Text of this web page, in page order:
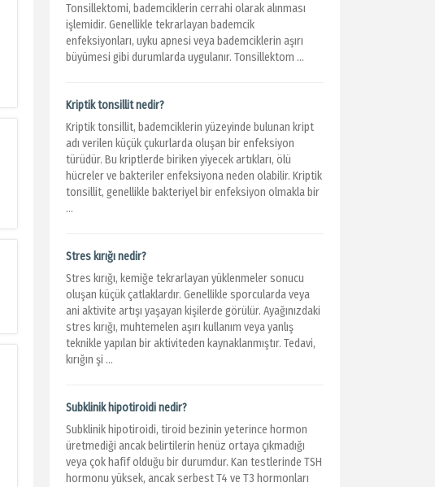
Tonsillektomi, bademciklerin cerrahi olarak alınması
işlemidir. Genellikle tekrarlayan bademcik
enfeksiyonları, uyku apnesi veya bademciklerin aşırı
büyümesi gibi durumlarda uygulanır. Tonsillektom ...
Kriptik tonsillit nedir?
Kriptik tonsillit, bademciklerin yüzeyinde bulunan kript
adı verilen küçük çukurlarda oluşan bir enfeksiyon
türüdür. Bu kriptlerde biriken yiyecek artıkları, ölü
hücreler ve bakteriler enfeksiyona neden olabilir. Kriptik
tonsillit, genellikle bakteriyel bir enfeksiyon olmakla bir
...
Stres kırığı nedir?
Stres kırığı, kemiğe tekrarlayan yüklenmeler sonucu
oluşan küçük çatlaklardır. Genellikle sporcularda veya
ani aktivite artışı yaşayan kişilerde görülür. Ayağınızdaki
stres kırığı, muhtemelen aşırı kullanım veya yanlış
teknikle yapılan bir aktiviteden kaynaklanmıştır. Tedavi,
kırığın şi ...
Subklinik hipotiroidi nedir?
Subklinik hipotiroidi, tiroid bezinin yeterince hormon
üretmediği ancak belirtilerin henüz ortaya çıkmadığı
veya çok hafif olduğu bir durumdur. Kan testlerinde TSH
hormonu yüksek, ancak serbest T4 ve T3 hormonları